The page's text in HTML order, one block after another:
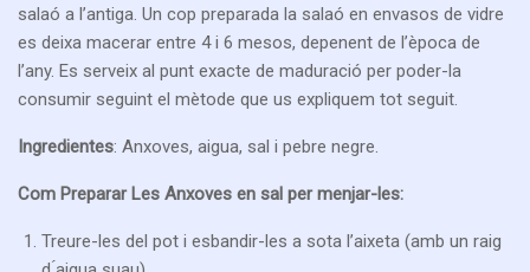
salaó a l’antiga. Un cop preparada la salaó en envasos de vidre
es deixa macerar entre 4 i 6 mesos, depenent de l’època de
l’any. Es serveix al punt exacte de maduració per poder-la
consumir seguint el mètode que us expliquem tot seguit.
Ingredientes: Anxoves, aigua, sal i pebre negre.
Com Preparar Les Anxoves en sal per menjar-les:
Treure-les del pot i esbandir-les a sota l’aixeta (amb un raig